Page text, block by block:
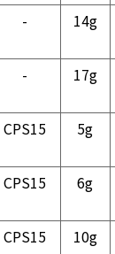
- 14g
- 17g
CPS15 5g
CPS15 6g
CPS15 10g